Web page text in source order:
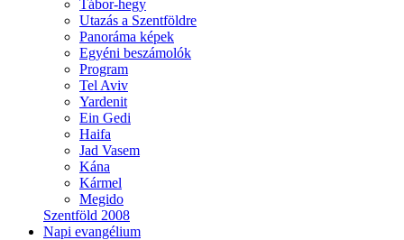
Tábor-hegy
Utazás a Szentföldre
Panoráma képek
Egyéni beszámolók
Program
Tel Aviv
Yardenit
Ein Gedi
Haifa
Jad Vasem
Kána
Kármel
Megido
Szentföld 2008
Napi evangélium